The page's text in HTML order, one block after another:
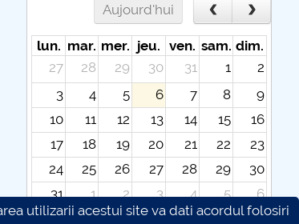
Aujourd'hui
lun. mar. mer. jeu. ven. sam. dim.
27
28 29 30 31 1
2
3
4 5 6 7 8
9
10
11 12 13 14 15
16
17
18 19 20 21 22
23
24
25 26 27 28 29
30
31
1 2 3 4 5
6
utilizarii acestui site va dati acordul folosiri